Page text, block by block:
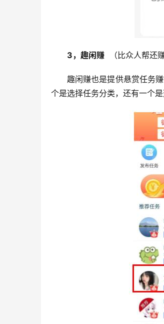
3，趣闲赚
（比众人帮还
趣闲赚也是提供悬赏任务
个是选择任务分类，还有一个